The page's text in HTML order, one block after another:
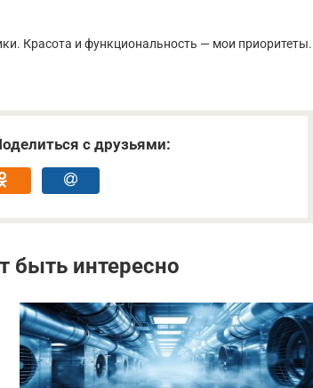
Красота и функциональность — мои приоритеты.
с друзьями:
интересно